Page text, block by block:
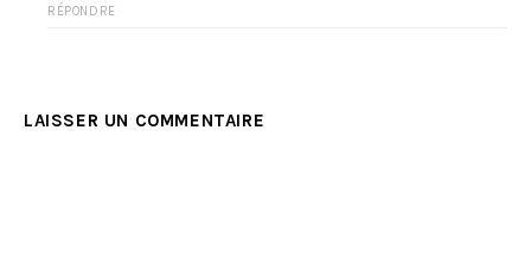
RÉPONDRE
LAISSER UN COMMENTAIRE